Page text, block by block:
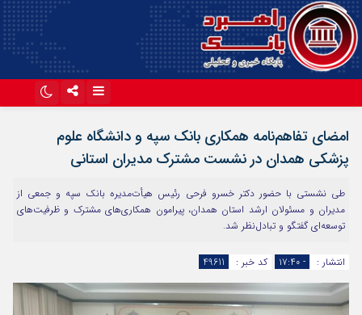
آپارات
امضای تفاهم‌نامه همکاری بانک سپه و دانشگاه علوم
پزشکی همدان در نشست مشترک مدیران استانی
طی نشستی با حضور دکتر خسرو فرحی رئیس هیأت‌مدیره بانک سپه و جمعی از
مدیران و مسئولان ارشد استان همدان، پیرامون همکاری‌های مشترک و ظرفیت‌های
توسعه‌ای گفتگو و تبادل‌نظر شد.
انتشار : - ۱۷:۴۰ کد خبر : 49611